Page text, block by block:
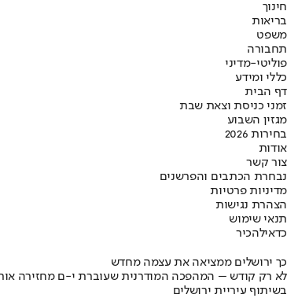
חינוך
בריאות
משפט
תחבורה
פוליטי-מדיני
כללי ומידע
דף הבית
זמני כניסת וצאת שבת
מגזין השבוע
בחירות 2026
אודות
צור קשר
נבחרת הכתבים והפרשנים
מדיניות פרטיות
הצהרת נגישות
תנאי שימוש
כדאילהכיר
כך ירושלים ממציאה את עצמה מחדש
לא רק קודש – המהפכה המודרנית שעוברת י-ם מחזירה
בשיתוף עיריית ירושלים